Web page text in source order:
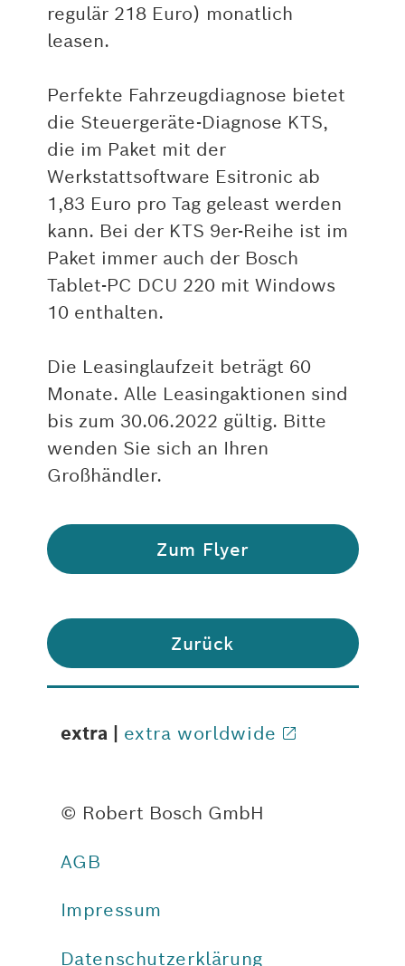
regulär 218 Euro) monatlich
leasen.
Perfekte Fahrzeugdiagnose bietet
die Steuergeräte-Diagnose KTS,
die im Paket mit der
Werkstattsoftware Esitronic ab
1,83 Euro pro Tag geleast werden
kann. Bei der KTS 9er-Reihe ist im
Paket immer auch der Bosch
Tablet-PC DCU 220 mit Windows
10 enthalten.
Die Leasinglaufzeit beträgt 60
Monate. Alle Leasingaktionen sind
bis zum 30.06.2022 gültig. Bitte
wenden Sie sich an Ihren
Großhändler.
Zum Flyer
Zurück
extra | extra worldwide
© Robert Bosch GmbH
AGB
Impressum
Datenschutzerklärung